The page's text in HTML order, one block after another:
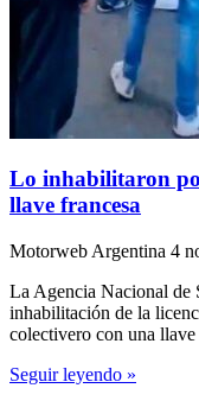
Lo inhabilitaron
llave francesa
Motorweb Argentina 4
La Agencia Nacional de
inhabilitación de la
colectivero con una llave
Seguir leyendo »